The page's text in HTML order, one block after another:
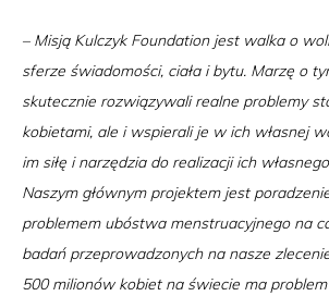
– Misją Kulczyk Foundation jest walka o
sferze świadomości, ciała i bytu. Marzę o
skutecznie rozwiązywali realne problemy
kobietami, ale i wspierali je w ich własnej
im siłę i narzędzia do realizacji ich
Naszym głównym projektem jest
problemem ubóstwa menstruacyjnego na
badań przeprowadzonych na nasze
500 milionów kobiet na świecie ma